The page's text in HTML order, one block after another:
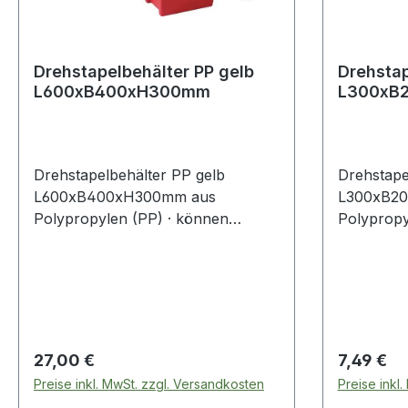
Drehstapelbehälter PP gelb
L600xB400xH300mm
Drehstapelbehälter PP gelb
L600xB400xH300mm aus
Polypropylen (PP) · können
temperaturbeständig von -20 °C
bis +80 °C · bedingt beständig
gegen Öle, Benzin und Säuren
Regulärer Preis:
27,00 €
Preise inkl. MwSt. zzgl. Versandkosten
bis +80
gegen
Regulärer
7,49 €
Preise